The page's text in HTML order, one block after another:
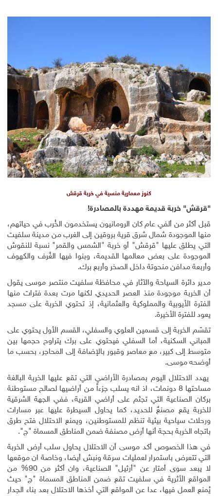
كنوز معمارية منسية في خربة قرقش
"قرقش" خربة قديمة مهددة بالمصادرة!
قبل أكثر من ألفي عام كان الرومانيون يستخدمون الخُرب في حياتهم،
منها الموجودة شمال شرق قرية بروقين إلى الغرب من مدينة سلفيت
التي يطلق عليها "قرقش" أو خربة "الشمس والقمر" نسبة للنقوش
الموجودة على بعض معالمها القديمة، وبنوا فيها الغُرف والكهوف
وأربعة مدافن منحوتة داخل الصخر وأربع برك.
مدير دائرة السياحة والآثار في محافظة سلفيت منتصر موسى يقول
أن الخربة موجودة منذ العصر الحديدي لكنها مرت بعدة فترات منها
الفترة الأيوبية والمملوكية والعثمانية، إذ تحتوي الخربة على مسجد
يعود للفترة الأخيرة.
تقسّم الخربة إلى قسمين العلوي والسفلي، القسم الأول يحتوي على
المباني السكنية، أما السفلي فيحتوي على برك يتراوح حجمها بين
متوسط إلى كبير، مع معاصر وقبور بالإضافة إلى المحاجر، بحسب ما
أوضحه موسى.
يهدد الاحتلال اليوم بمصادرة الأراضي التي تقع عليها الخربة البالغة
مساحتها 8 دونمات، اذ انه يسلب جزءاً من أراضيها لصالح مستوطنة
بركان الصناعية التي تجثم على أراضي القرية، ففي الجهة الشرقية
للخربة يقع مصنعٌ للحديد، كما يحاول السيطرة عليها عبر مسارات
ورحلات سياحية بيئية تنظم للمستوطنين، ويمنع الاحتلال فتح طرق
باتجاه الخربة بحجة أنها أرض مصنفة ضمن المناطق المسماة "ج".
في هذا الخصوص أكد موسى أن الاحتلال يحاول سلب أرض الخربة
التي تتعرض باستمرار لعمليات سرقة ونبش أيضا، وخاصة ان موقعها
لا يبعد سوى أمتار عن "أرئيل" الصناعية، وان أكثر من 90% من
المواقع الأثرية في سلفيت تقع ضمن المناطق المسماة "ج" حيث
يُمنع العمل فيها، عدا عن المواقع التي أخذها الاحتلال بعد بناء الجدار